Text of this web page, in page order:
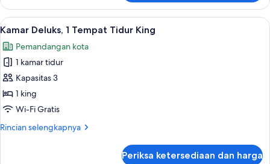
kursi
roda
Kamar
Deluks,
2
Tidur
Queen,
shower
kursi
roda
Lihat
semua
foto
untuk
Kamar
Deluks,
1
Tidur
Brankas, setrika/meja setrika, Wi-Fi
1
Kamar Deluks, 1 Tempat Tidur King
Pemandangan kota
1 kamar tidur
Kapasitas 3
1 king
Wi-Fi Gratis
Rincian selengkapnya
Rincian
Periksa ketersediaan dan harga